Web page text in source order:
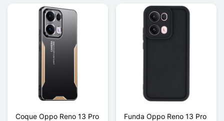
Coque Oppo Reno 13 Pro
Funda Oppo Reno 13 Pro